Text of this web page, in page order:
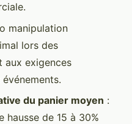
manipulation
lors des
aux exigences
du panier moyen :
hausse de 15 à 30%